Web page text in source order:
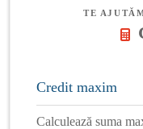
TE
Credit maxim
Calculează suma